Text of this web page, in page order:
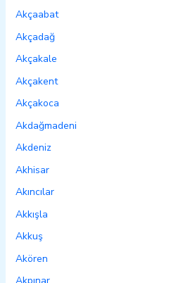
Akçaabat
Akçadağ
Akçakale
Akçakent
Akçakoca
Akdağmadeni
Akdeniz
Akhisar
Akıncılar
Akkışla
Akkuş
Akören